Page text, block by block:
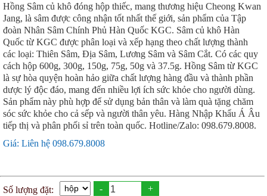
Hồng Sâm củ khô đóng hộp thiếc, mang thương hiệu Cheong Kwan
Jang, là sâm được công nhận tốt nhất thế giới, sản phẩm của Tập
đoàn Nhân Sâm Chính Phủ Hàn Quốc KGC. Sâm củ khô Hàn
Quốc từ KGC được phân loại và xếp hạng theo chất lượng thành
các loại: Thiên Sâm, Địa Sâm, Lương Sâm và Sâm Cắt. Có các quy
cách hộp 600g, 300g, 150g, 75g, 50g và 37.5g. Hồng Sâm từ KGC
là sự hòa quyện hoàn hảo giữa chất lượng hàng đầu và thành phần
dược lý độc đáo, mang đến nhiều lợi ích sức khỏe cho người dùng.
Sản phẩm này phù hợp để sử dụng bản thân và làm quà tặng chăm
sóc sức khỏe cho cả sếp và người thân yêu. Hàng Nhập Khẩu Á Âu
tiếp thị và phân phối sỉ trên toàn quốc. Hotline/Zalo: 098.679.8008.
Giá: Liên hệ 098.679.8008
Số lượng đặt: - +